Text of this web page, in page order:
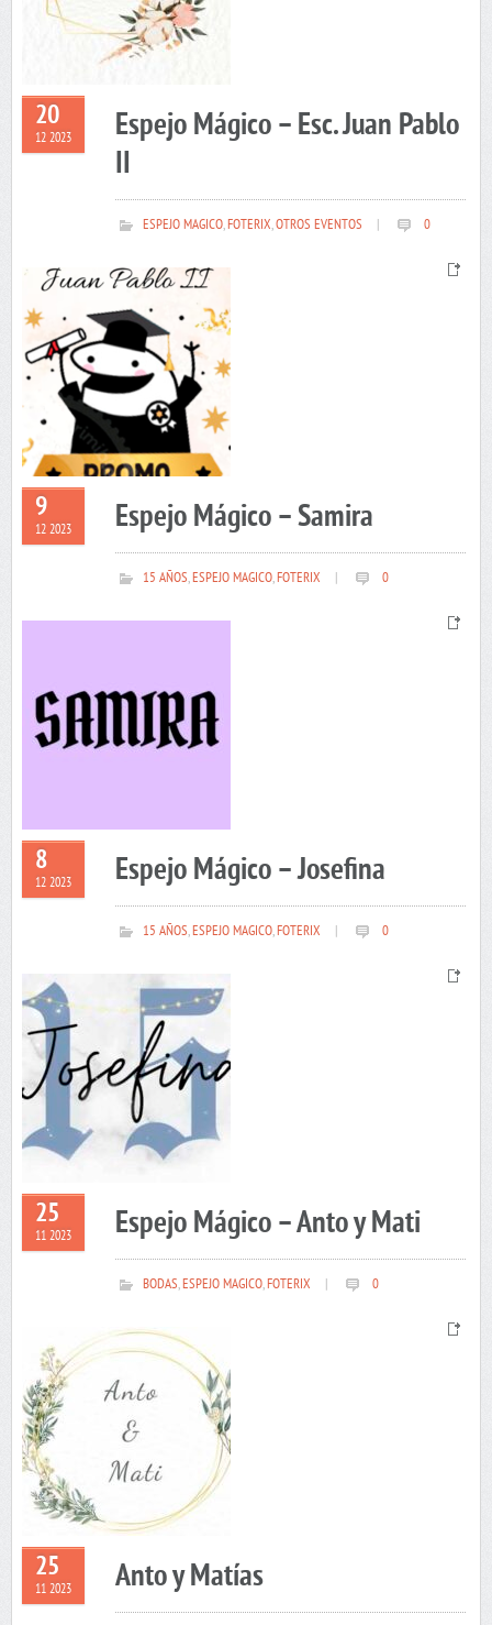
20
12 2023
Espejo Mágico – Esc. Juan Pablo
II
ESPEJO MAGICO,FOTERIX,OTROS EVENTOS 0
9
12 2023 Espejo Mágico – Samira
15 AÑOS,ESPEJO MAGICO,FOTERIX 0
8
12 2023 Espejo Mágico – Josefina
15 AÑOS,ESPEJO MAGICO,FOTERIX 0
25
11 2023 Espejo Mágico – Anto y Mati
BODAS,ESPEJO MAGICO,FOTERIX 0
25
11 2023 Anto y Matías